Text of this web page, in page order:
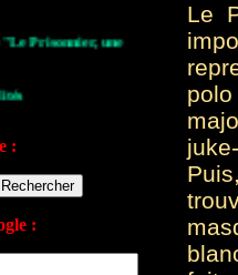
Prisonnier, une
:
:
Le